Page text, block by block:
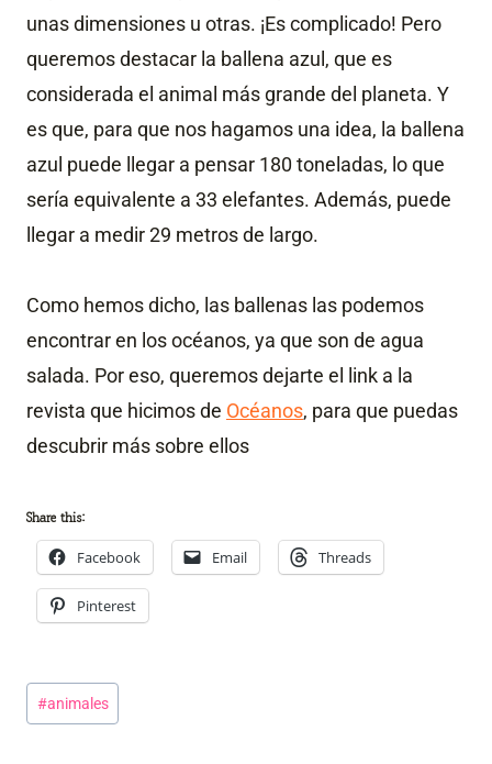
unas dimensiones u otras. ¡Es complicado! Pero
queremos destacar la ballena azul, que es
considerada el animal más grande del planeta. Y
es que, para que nos hagamos una idea, la ballena
azul puede llegar a pensar 180 toneladas, lo que
sería equivalente a 33 elefantes. Además, puede
llegar a medir 29 metros de largo.
Como hemos dicho, las ballenas las podemos
encontrar en los océanos, ya que son de agua
salada. Por eso, queremos dejarte el link a la
revista que hicimos de Océanos, para que puedas
descubrir más sobre ellos
Share this:
Facebook Email Threads
Pinterest
Post
Tags:
#animales